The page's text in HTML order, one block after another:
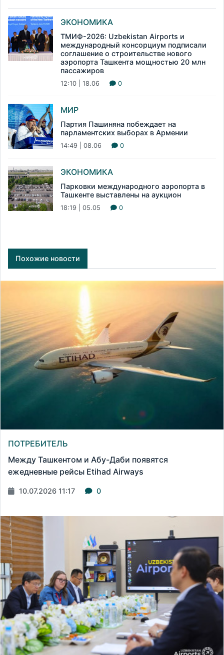
ЭКОНОМИКА
ТМИФ-2026: Uzbekistan Airports и
международный консорциум подписали
соглашение о строительстве нового
аэропорта Ташкента мощностью 20 млн
пассажиров
12:10 | 18.06 0
МИР
Партия Пашиняна побеждает на
парламентских выборах в Армении
14:49 | 08.06 0
ЭКОНОМИКА
Парковки международного аэропорта в
Ташкенте выставлены на аукцион
18:19 | 05.05 0
Похожие новости
ПОТРЕБИТЕЛЬ
Между Ташкентом и Абу-Даби появятся
ежедневные рейсы Etihad Airways
10.07.2026 11:17 0